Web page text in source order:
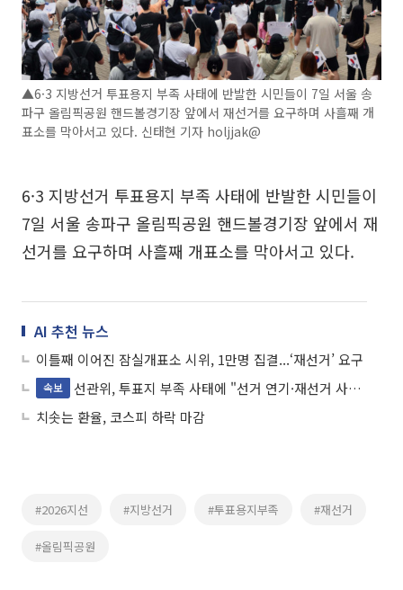
▲6·3 지방선거 투표용지 부족 사태에 반발한 시민들이 7일 서울 송
파구 올림픽공원 핸드볼경기장 앞에서 재선거를 요구하며 사흘째 개
표소를 막아서고 있다. 신태현 기자 holjjak@
6·3 지방선거 투표용지 부족 사태에 반발한 시민들이
7일 서울 송파구 올림픽공원 핸드볼경기장 앞에서 재
선거를 요구하며 사흘째 개표소를 막아서고 있다.
AI 추천 뉴스
이틀째 이어진 잠실개표소 시위, 1만명 집결...‘재선거’ 요구
속보
선관위, 투표지 부족 사태에 "선거 연기·재선거 사유 해당안돼"
치솟는 환율, 코스피 하락 마감
#2026지선 #지방선거 #투표용지부족 #재선거
#올림픽공원